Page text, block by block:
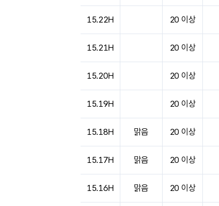
15.22H 20 이상
15.21H 20 이상
15.20H 20 이상
15.19H 20 이상
15.18H 맑음 20 이상
15.17H 맑음 20 이상
15.16H 맑음 20 이상